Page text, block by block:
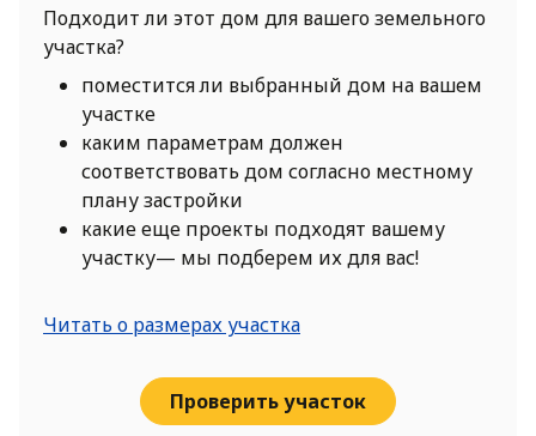
Подходит ли этот дом для вашего земельного
участка?
поместится ли выбранный дом на вашем
участке
каким параметрам должен
соответствовать дом согласно местному
плану застройки
какие еще проекты подходят вашему
участку— мы подберем их для вас!
Читать о размерах участка
Проверить участок